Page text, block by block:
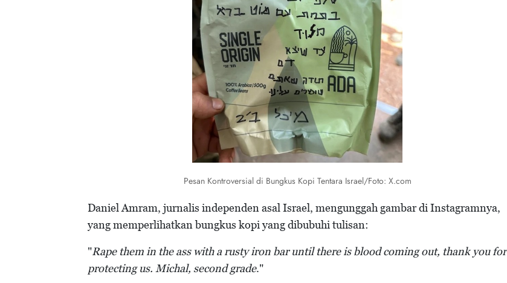
Pesan Kontroversial di Bungkus Kopi Tentara Israel/Foto: X.com
Daniel Amram, jurnalis independen asal Israel, mengunggah gambar di Instagramnya,
yang memperlihatkan bungkus kopi yang dibubuhi tulisan:
"Rape them in the ass with a rusty iron bar until there is blood coming out, thank you for
protecting us. Michal, second grade."